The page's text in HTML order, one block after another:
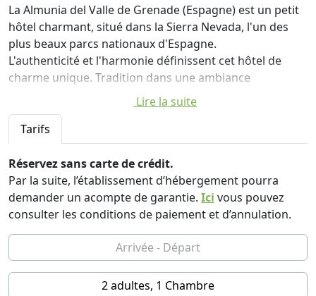
La Almunia del Valle de Grenade (Espagne) est un petit
hôtel charmant, situé dans la Sierra Nevada, l'un des
plus beaux parcs nationaux d'Espagne.
L'authenticité et l'harmonie définissent cet hôtel de
charme unique. Tradition dans une ambiance
cosmopolite. Une véritable oasis durable pour tout
voyageur découvrant l'Andalousie.
La Almunia del Valle est idéalement située pour les
visiteurs de Grenade: Situé à seulement 8 km de la
vieille ville de Grenade avec l'incroyable Alhambra, un
site du patrimoine mondial de l'UNESCO, et à seulement
20 km de la station de ski de la Sierra Nevada, notre
hôtel de charme est un havre de paix et de tranquillité.
José Manuel Plana et Patricia Merino sont les
propriétaires et les âmes de l'hôtel de Grenade, La
Almunia del Valle, un charmant petit hôtel de charme.
Les hôtes et tous les membres du personnel prennent
Lire la suite
Tarifs
Réservez sans carte de crédit.
Par la suite, l’établissement d’hébergement pourra
demander un acompte de garantie. Ici vous pouvez
consulter les conditions de paiement et d’annulation.
2 adultes, 1 Chambre